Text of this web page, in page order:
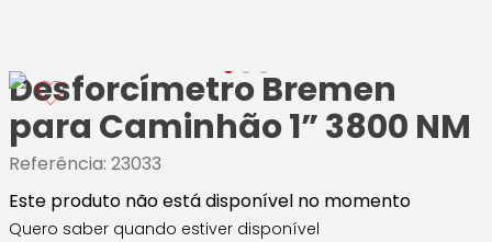
Desforcímetro Bremen
para Caminhão 1” 3800 NM
Referência: 23033
Este produto não está disponível no momento
Quero saber quando estiver disponível
4
parafusadeira
5º vonixx